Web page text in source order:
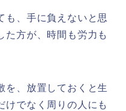
も、手に負えないと思
た方が、時間も労力も
を、放置しておくと生
けでなく周りの人にも